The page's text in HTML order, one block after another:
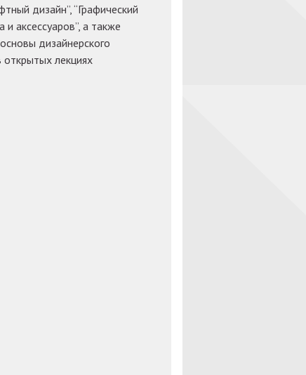
дизайн”, “Графический
и аксессуаров”, а также
дизайнерского
лекциях